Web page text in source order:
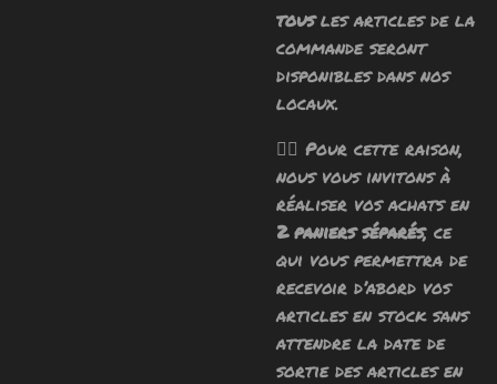
tousles articles de la
commande seront
disponibles dans nos
locaux.
🧙‍♂️ Pour cette raison,
nous vous invitons à
réaliser vos achats en
2 paniers séparés, ce
qui vous permettra de
recevoir d’abord vos
articles en stock sans
attendre la date de
sortie des articles en